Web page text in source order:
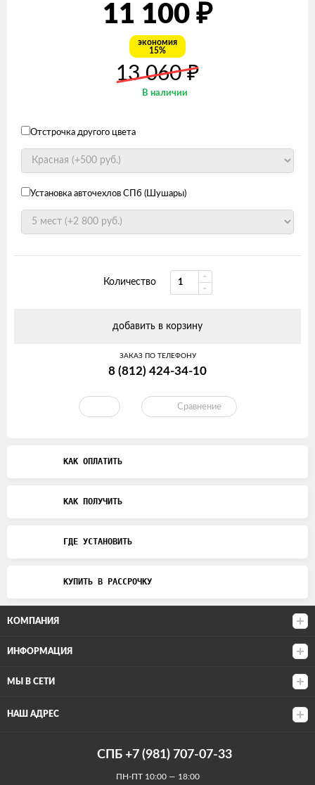
11 100 ₽
экономия
15%
13 060₽
В наличии
Отстрочка другого цвета
Установка авточехлов СПб (Шушары)
Количество
добавить в корзину
ЗАКАЗ ПО ТЕЛЕФОНУ
8 (812) 424-34-10
Сравнение
КАК ОПЛАТИТЬ
КАК ПОЛУЧИТЬ
ГДЕ УСТАНОВИТЬ
КУПИТЬ В РАССРОЧКУ
КОМПАНИЯ
ИНФОРМАЦИЯ
МЫ В СЕТИ
НАШ АДРЕС
СПБ +7 (981) 707-07-33
ПН-ПТ 10:00 — 18:00